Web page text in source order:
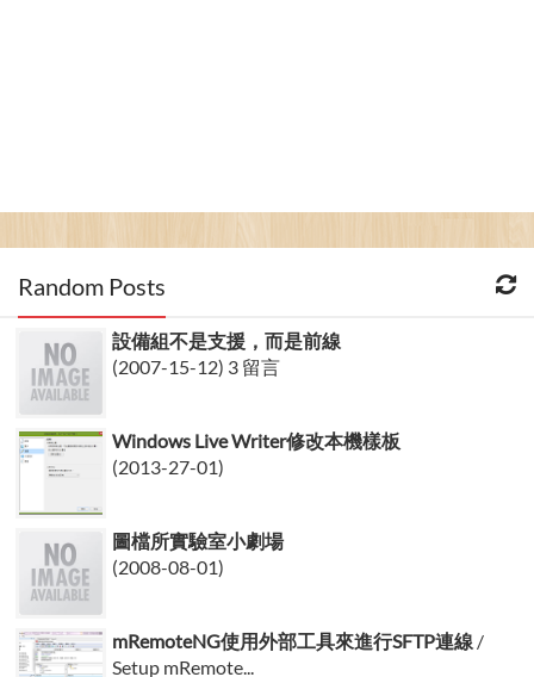
Random Posts
設備組不是支援，而是前線
(2007-15-12) 3 留言
Windows Live Writer修改本機樣板
(2013-27-01)
圖檔所實驗室小劇場
(2008-08-01)
mRemoteNG使用外部工具來進行SFTP連線 /
Setup mRemote...